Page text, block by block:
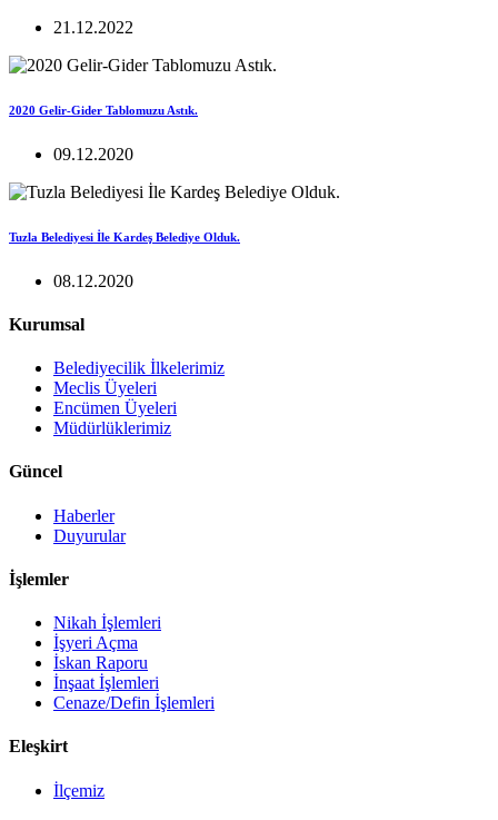
21.12.2022
2020 Gelir-Gider Tablomuzu Astık.
09.12.2020
Tuzla Belediyesi İle Kardeş Belediye Olduk.
08.12.2020
Kurumsal
Belediyecilik İlkelerimiz
Meclis Üyeleri
Encümen Üyeleri
Müdürlüklerimiz
Güncel
Haberler
Duyurular
İşlemler
Nikah İşlemleri
İşyeri Açma
İskan Raporu
İnşaat İşlemleri
Cenaze/Defin İşlemleri
Eleşkirt
İlçemiz